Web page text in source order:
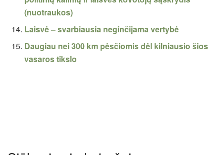
(nuotraukos)
Laisvė – svarbiausia neginčijama vertybė
Daugiau nei 300 km pėsčiomis dėl kilniausio šios
vasaros tikslo